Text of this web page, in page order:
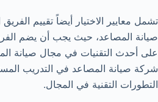
تشمل معايير الاختيار أيضاً تقييم
صيانة المصاعد، حيث يجب أن يضم
على أحدث التقنيات في مجال صيانة
شركة صيانة المصاعد في التدريب
التطورات التقنية في المجال.